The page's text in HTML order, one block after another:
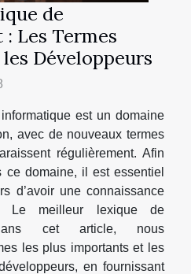
de
Les Termes
Développeurs
est un domaine
avec de nouveaux termes
régulièrement. Afin
domaine, il est essentiel
d’avoir une connaissance
Le meilleur lexique de
cet article, nous
les plus importants et les
en fournissant